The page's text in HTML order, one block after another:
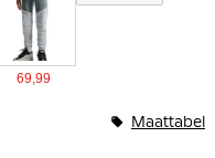
69,99
Maattabel